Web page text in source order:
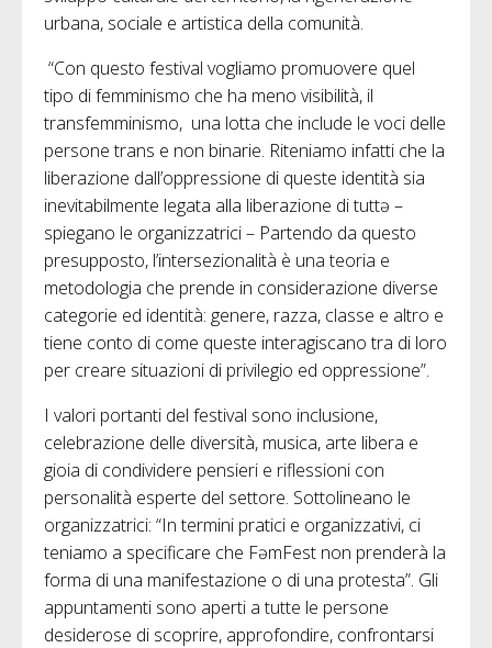
urbana, sociale e artistica della comunità.
“Con questo festival vogliamo promuovere quel
tipo di femminismo che ha meno visibilità, il
transfemminismo, una lotta che include le voci delle
persone trans e non binarie. Riteniamo infatti che la
liberazione dall’oppressione di queste identità sia
inevitabilmente legata alla liberazione di tuttə –
spiegano le organizzatrici – Partendo da questo
presupposto, l’intersezionalità è una teoria e
metodologia che prende in considerazione diverse
categorie ed identità: genere, razza, classe e altro e
tiene conto di come queste interagiscano tra di loro
per creare situazioni di privilegio ed oppressione”.
I valori portanti del festival sono inclusione,
celebrazione delle diversità, musica, arte libera e
gioia di condividere pensieri e riflessioni con
personalità esperte del settore. Sottolineano le
organizzatrici: “In termini pratici e organizzativi, ci
teniamo a specificare che FəmFest non prenderà la
forma di una manifestazione o di una protesta”. Gli
appuntamenti sono aperti a tutte le persone
desiderose di scoprire, approfondire, confrontarsi